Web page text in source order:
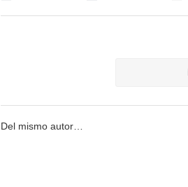
Del mismo autor…